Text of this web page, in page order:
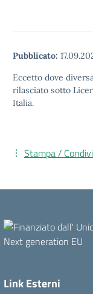
Pubblicato:
Eccetto dove
rilasciato sotto
Italia.
Stampa /
Link Esterni